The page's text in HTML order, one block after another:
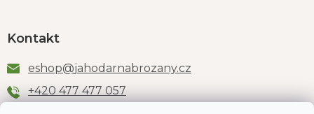
Kontakt
eshop@jahodarnabrozany.cz
+420 477 477 057